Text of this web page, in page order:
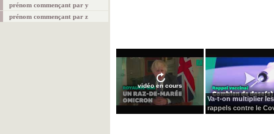
prénom commençant par y
prénom commençant par z
vidéo en cours
Va-t-on multiplier les
rappels contre le